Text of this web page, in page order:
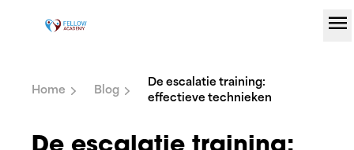
menu
Home Blog
De escalatie training:
effectieve technieken